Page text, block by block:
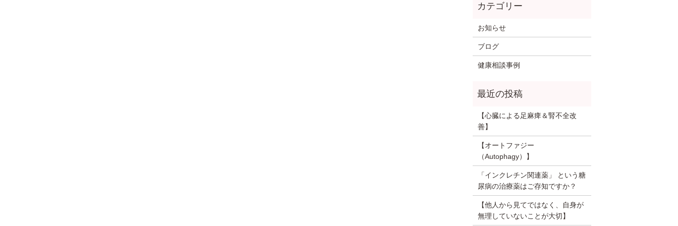
お知らせ
ブログ
健康相談事例
【心臓による足麻痺＆腎不全改
善】
【オートファジー
（Autophagy）】
「インクレチン関連薬」 という糖
尿病の治療薬はご存知ですか？
【他人から見てではなく、自身が
無理していないことが大切】